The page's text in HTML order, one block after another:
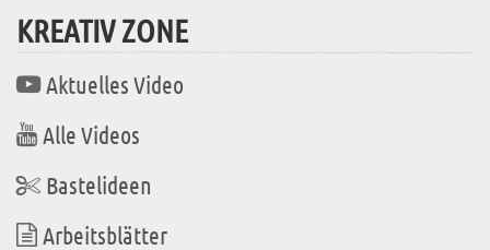
KREATIV ZONE
Aktuelles Video
Alle Videos
Bastelideen
Arbeitsblätter